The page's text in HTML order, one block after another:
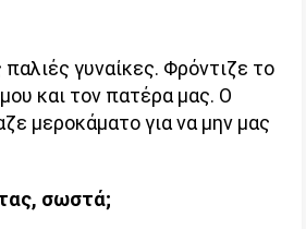
γυναίκες. Φρόντιζε το
και τον πατέρα μας. Ο
μεροκάματο για να μην μας
σωστά;